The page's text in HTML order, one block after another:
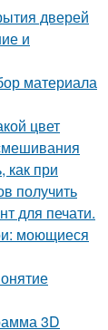
дверей
и
материала
цвет
как при
получить
для печати.
моющиеся
3D